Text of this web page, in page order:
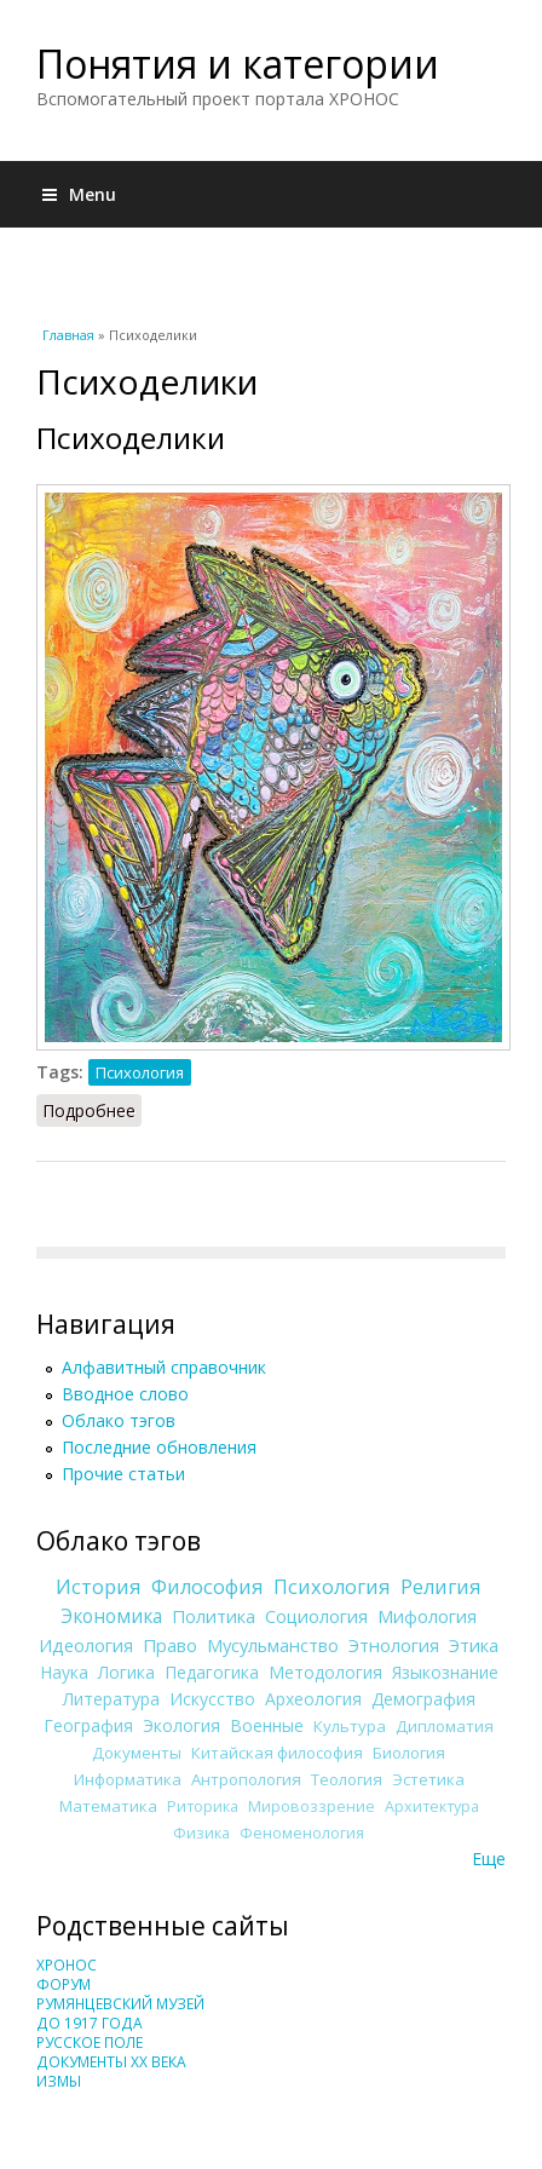
Понятия и категории
Вспомогательный проект портала ХРОНОС
Menu
Вы здесь
Главная » Психоделики
Психоделики
Психоделики
Tags: Психология
Подробнее
Навигация
Алфавитный справочник
Вводное слово
Облако тэгов
Последние обновления
Прочие статьи
Облако тэгов
История Философия Психология Религия
Экономика Политика Социология Мифология
Идеология Право Мусульманство Этнология Этика
Наука Логика Педагогика Методология Языкознание
Литература Искусство Археология Демография
География Экология Военные Культура
Дипломатия
Документы Китайская философия Биология
Информатика Антропология Теология Эстетика
Математика Риторика Мировоззрение Архитектура
Физика Феноменология
Еще
Родственные сайты
ХРОНОС
ФОРУМ
РУМЯНЦЕВСКИЙ МУЗЕЙ
ДО 1917 ГОДА
РУССКОЕ ПОЛЕ
ДОКУМЕНТЫ XX ВЕКА
ИЗМЫ